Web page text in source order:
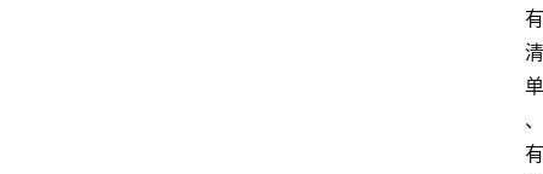
有
清
单
、
有